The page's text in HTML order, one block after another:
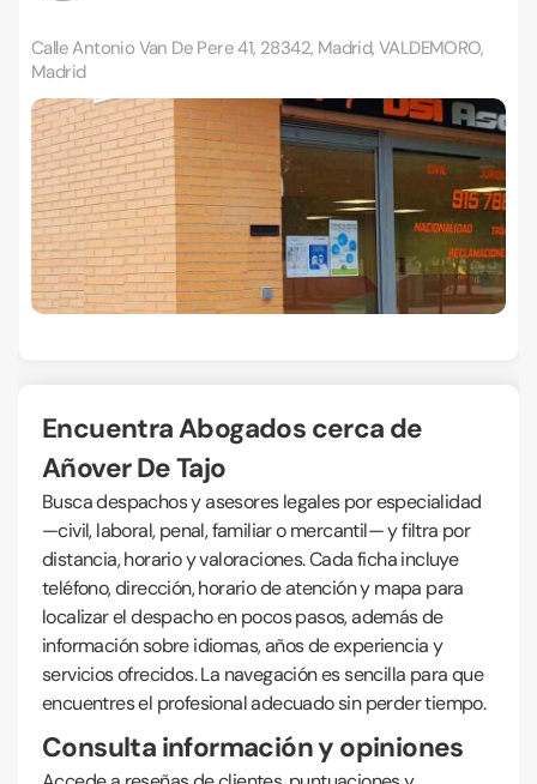
Calle Antonio Van De Pere 41, 28342, Madrid, VALDEMORO,
Madrid
Encuentra Abogados cerca de
Añover De Tajo
Busca despachos y asesores legales por especialidad
—civil, laboral, penal, familiar o mercantil— y filtra por
distancia, horario y valoraciones. Cada ficha incluye
teléfono, dirección, horario de atención y mapa para
localizar el despacho en pocos pasos, además de
información sobre idiomas, años de experiencia y
servicios ofrecidos. La navegación es sencilla para que
encuentres el profesional adecuado sin perder tiempo.
Consulta información y opiniones